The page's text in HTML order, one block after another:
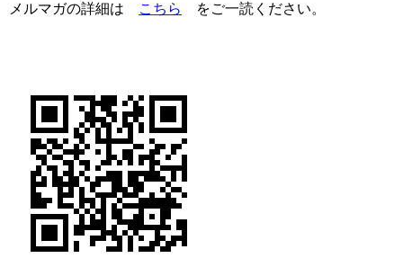
メルマガの詳細は こちら をご一読ください。